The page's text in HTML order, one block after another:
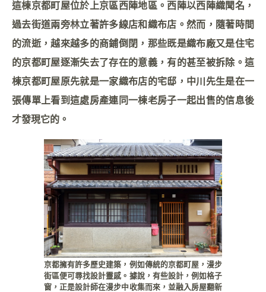
這棟京都町屋位於上京區西陣地區。西陣以西陣織聞名，
過去街道兩旁林立著許多線店和織布店。然而，隨著時間
的流逝，越來越多的商鋪倒閉，那些既是織布廠又是住宅
的京都町屋逐漸失去了存在的意義，有的甚至被拆除。這
棟京都町屋原先就是一家織布店的宅邸，中川先生是在一
張傳單上看到這處房產連同一棟老房子一起出售的信息後
才發現它的。
京都擁有許多歷史建築，例如傳統的京都町屋，漫步
街區便可尋找設計靈感。據說，有些設計，例如格子
窗，正是設計師在漫步中收集而來，並融入房屋翻新